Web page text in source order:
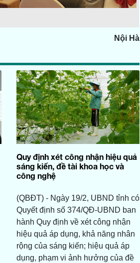
Nội Hà
Quy định xét công nhận hiệu quả
sáng kiến, đề tài khoa học và
công nghệ
(QBĐT) - Ngày 19/2, UBND tỉnh có
Quyết định số 374/QĐ-UBND ban
hành Quy định về xét công nhận
hiệu quả áp dụng, khả năng nhân
rộng của sáng kiến; hiệu quả áp
dụng, phạm vi ảnh hưởng của đề